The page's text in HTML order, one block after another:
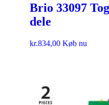
Brio 33097
dele
kr.834,00 Køb nu